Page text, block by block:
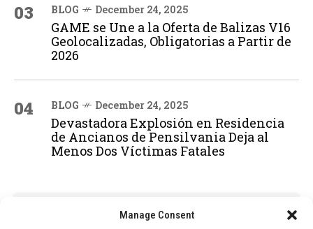
Manage Consent
03 BLOG December 24, 2025
GAME se Une a la Oferta de Balizas V16
Geolocalizadas, Obligatorias a Partir de
2026
04 BLOG December 24, 2025
Devastadora Explosión en Residencia
de Ancianos de Pensilvania Deja al
Menos Dos Víctimas Fatales